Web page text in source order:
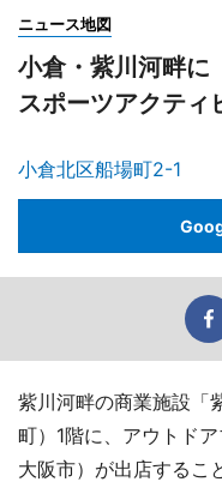
ニュース地図
小倉・紫川河畔
スポーツアクティ
小倉北区船場町2-1
紫川河畔の商業施設「
町）1階に、アウトド
大阪市）が出店するこ